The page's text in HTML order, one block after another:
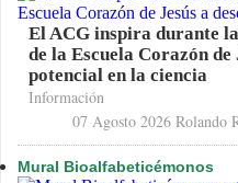
El ACG inspira durante
de la Escuela Corazón
potencial en la ciencia
Información
07 Agosto 2026 Rolando
Mural Bioalfabeticémonos